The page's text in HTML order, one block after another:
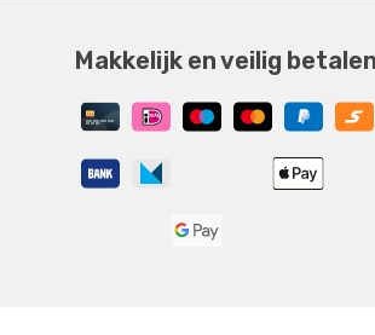
Makkelijk en veilig betalen